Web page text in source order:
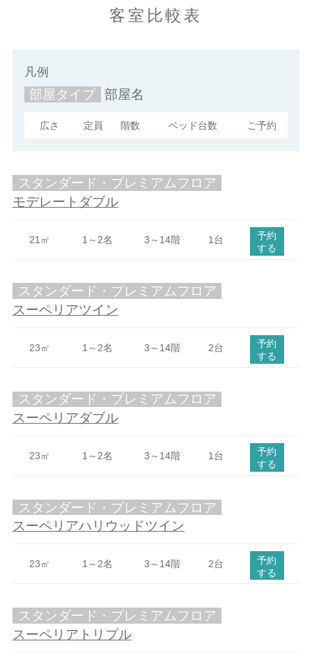
客室比較表
凡例
部屋タイプ 部屋名
広さ 定員 階数 ベッド台数 ご予約
スタンダード・プレミアムフロア
モデレートダブル
21㎡ 1～2名 3～14階 1台
予約
する
スタンダード・プレミアムフロア
スーペリアツイン
23㎡ 1～2名 3～14階 2台
予約
する
スタンダード・プレミアムフロア
スーペリアダブル
23㎡ 1～2名 3～14階 1台
予約
する
スタンダード・プレミアムフロア
スーペリアハリウッドツイン
23㎡ 1～2名 3～14階 2台
予約
する
スタンダード・プレミアムフロア
スーペリアトリプル